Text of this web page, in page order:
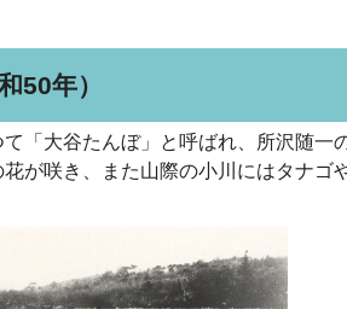
50年）
「大谷たんぼ」と呼ばれ、所沢随一
が咲き、また山際の小川にはタナ